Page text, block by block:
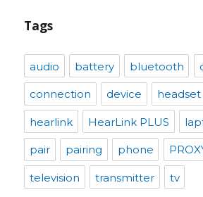
audio
connection device headset
hearlink HearLink PLUS
pair pairing phone
television transmitter tv
FAQ Categories